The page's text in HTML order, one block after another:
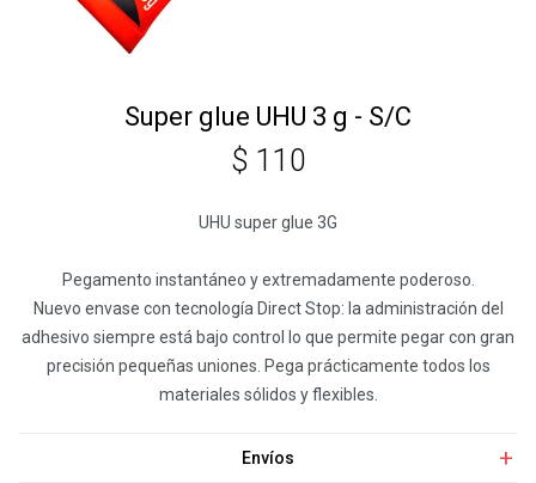
Super glue UHU 3 g - S/C
$ 110
UHU super glue 3G
Pegamento instantáneo y extremadamente poderoso.
Nuevo envase con tecnología Direct Stop: la administración del
adhesivo siempre está bajo control lo que permite pegar con gran
precisión pequeñas uniones. Pega prácticamente todos los
materiales sólidos y flexibles.
Envíos